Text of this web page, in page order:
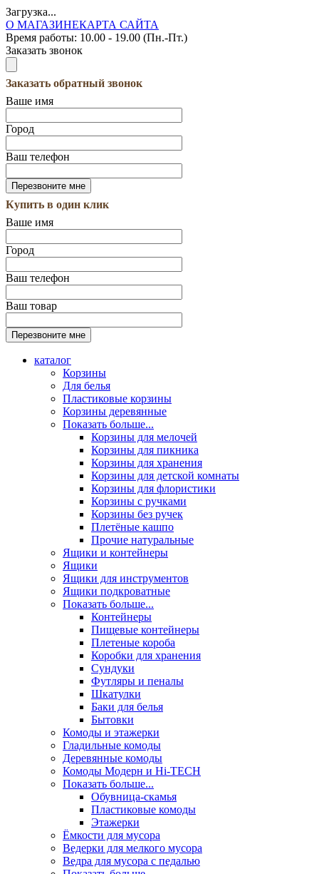
Загрузка...
О МАГАЗИНЕКАРТА САЙТА
Время работы: 10.00 - 19.00 (Пн.-Пт.)
Заказать звонок
Заказать обратный звонок
Ваше имя
Город
Ваш телефон
Купить в один клик
Ваше имя
Город
Ваш телефон
Ваш товар
каталог
Корзины
Для белья
Пластиковые корзины
Корзины деревянные
Показать больше...
Корзины для мелочей
Корзины для пикника
Корзины для хранения
Корзины для детской комнаты
Корзины для флористики
Корзины с ручками
Корзины без ручек
Плетёные кашпо
Прочие натуральные
Ящики и контейнеры
Ящики
Ящики для инструментов
Ящики подкроватные
Показать больше...
Контейнеры
Пищевые контейнеры
Плетеные короба
Коробки для хранения
Сундуки
Футляры и пеналы
Шкатулки
Баки для белья
Бытовки
Комоды и этажерки
Гладильные комоды
Деревянные комоды
Комоды Модерн и Hi-TECH
Показать больше...
Обувница-скамья
Пластиковые комоды
Этажерки
Ёмкости для мусора
Ведерки для мелкого мусора
Ведра для мусора с педалью